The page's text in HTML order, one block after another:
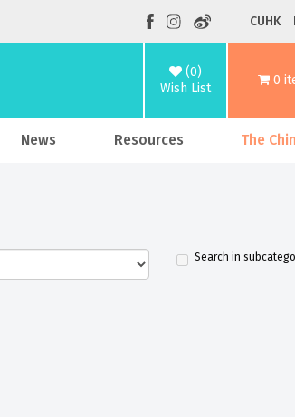
CUHK
(0)
Wish List
0
News Resources The
Search in